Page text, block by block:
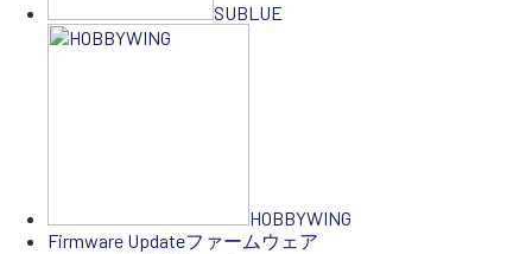
SUBLUE
HOBBYWING
Firmware Updateファームウェア